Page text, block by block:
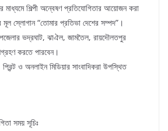
মাধ্যমে শিল্পী অন্বেষণ প্রতিযোগিতার আয়োজন করা
স্লোগান “তোমার প্রতিভা দেশের সম্পদ”।
ভদ্রঘাট, ঝাঐল, জামতৈল, রায়দৌলতপুর
করতে পারবেন।
ও অনলাইন মিডিয়ার সাংবাদিকরা উপস্থিত
সময় সূচিঃ